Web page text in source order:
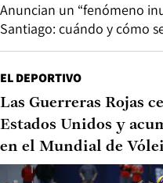
Anuncian un “fenómeno
Santiago: cuándo y cómo
EL DEPORTIVO
Las Guerreras Rojas
Estados Unidos y
en el Mundial de